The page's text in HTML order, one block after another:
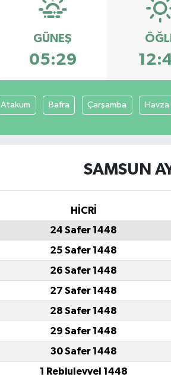
GÜNEŞ
05:29
Atakum Bafra Çarşamba Havza
SAMSUN
HİCRİ
24 Safer 1448
25 Safer 1448
26 Safer 1448
27 Safer 1448
28 Safer 1448
29 Safer 1448
30 Safer 1448
1 Rebiulevvel 1448